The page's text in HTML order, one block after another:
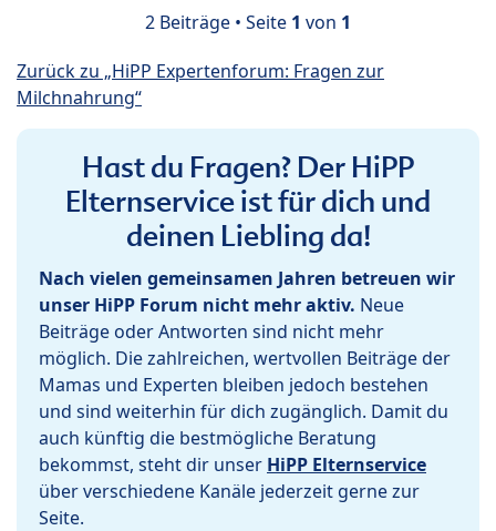
2 Beiträge • Seite 1 von 1
Zurück zu „HiPP Expertenforum: Fragen zur
Milchnahrung“
Hast du Fragen? Der HiPP
Elternservice ist für dich und
deinen Liebling da!
Nach vielen gemeinsamen Jahren betreuen wir
unser HiPP Forum nicht mehr aktiv. Neue
Beiträge oder Antworten sind nicht mehr
möglich. Die zahlreichen, wertvollen Beiträge der
Mamas und Experten bleiben jedoch bestehen
und sind weiterhin für dich zugänglich. Damit du
auch künftig die bestmögliche Beratung
bekommst, steht dir unser HiPP Elternservice
über verschiedene Kanäle jederzeit gerne zur
Seite.